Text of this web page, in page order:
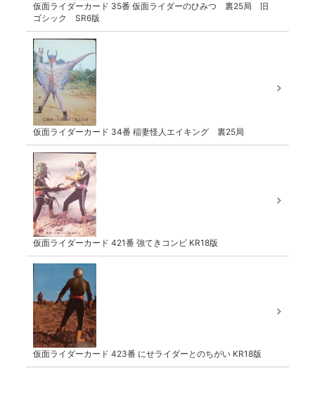
仮面ライダーカード 35番 仮面ライダーのひみつ 裏25局 旧
ゴシック SR6版
仮面ライダーカード 34番 稲妻怪人エイキング 裏25局
仮面ライダーカード 421番 強てきコンビ KR18版
仮面ライダーカード 423番 にせライダーとのちがい KR18版